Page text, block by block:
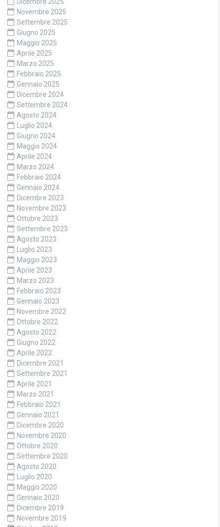
Novembre 2025
Settembre 2025
Giugno 2025
Maggio 2025
Aprile 2025
Marzo 2025
Febbraio 2025
Gennaio 2025
Dicembre 2024
Settembre 2024
Agosto 2024
Luglio 2024
Giugno 2024
Maggio 2024
Aprile 2024
Marzo 2024
Febbraio 2024
Gennaio 2024
Dicembre 2023
Novembre 2023
Ottobre 2023
Settembre 2023
Agosto 2023
Luglio 2023
Maggio 2023
Aprile 2023
Marzo 2023
Febbraio 2023
Gennaio 2023
Novembre 2022
Ottobre 2022
Agosto 2022
Giugno 2022
Aprile 2022
Dicembre 2021
Settembre 2021
Aprile 2021
Marzo 2021
Febbraio 2021
Gennaio 2021
Dicembre 2020
Novembre 2020
Ottobre 2020
Settembre 2020
Agosto 2020
Luglio 2020
Maggio 2020
Gennaio 2020
Dicembre 2019
Novembre 2019